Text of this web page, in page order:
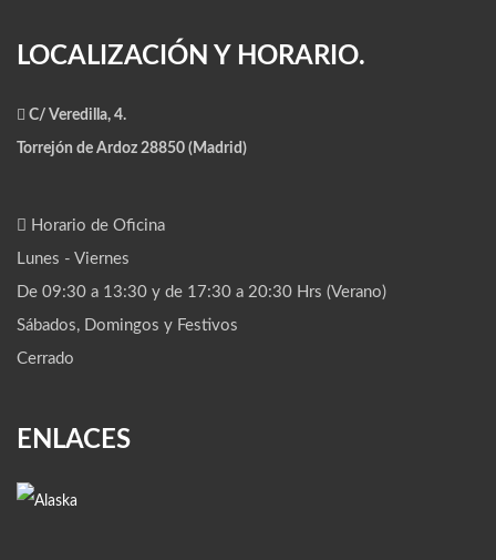
LOCALIZACIÓN Y HORARIO.
C/ Veredilla, 4.
Torrejón de Ardoz 28850 (Madrid)
Horario de Oficina
Lunes - Viernes
De 09:30 a 13:30 y de 17:30 a 20:30 Hrs (Verano)
Sábados, Domingos y Festivos
Cerrado
ENLACES